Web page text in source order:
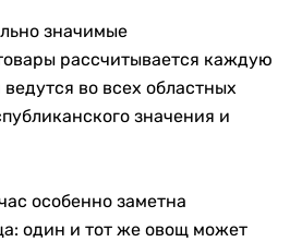
значимые
рассчитывается каждую
во всех областных
значения и
особенно заметна
один и тот же овощ может